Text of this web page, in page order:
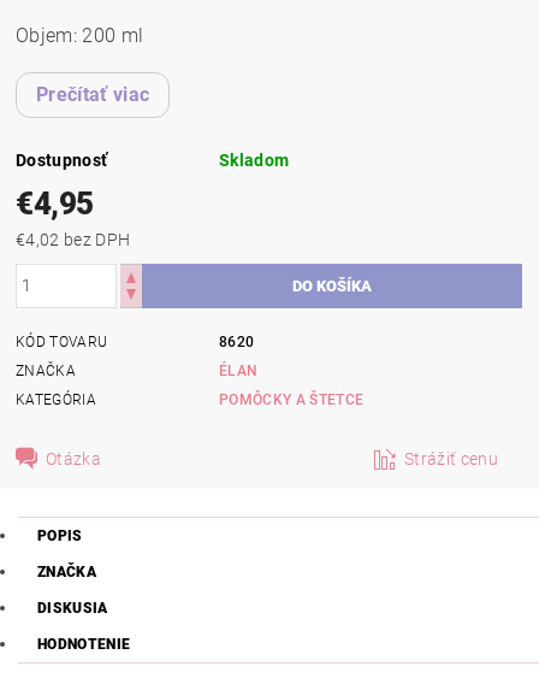
Objem: 200 ml
Prečítať viac
Dostupnosť Skladom
€4,95
€4,02 bez DPH
KÓD TOVARU
8620
ZNAČKA
ÉLAN
KATEGÓRIA
POMÔCKY A ŠTETCE
Otázka Strážiť cenu
POPIS
ZNAČKA
DISKUSIA
HODNOTENIE